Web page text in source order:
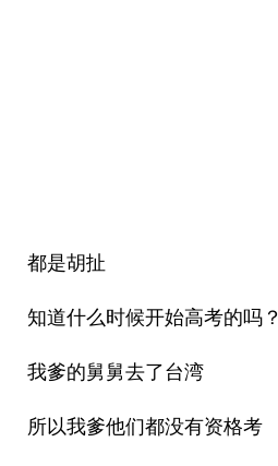
都是胡扯
知道什么时候开始高考的吗？
我爹的舅舅去了台湾
所以我爹他们都没有资格考